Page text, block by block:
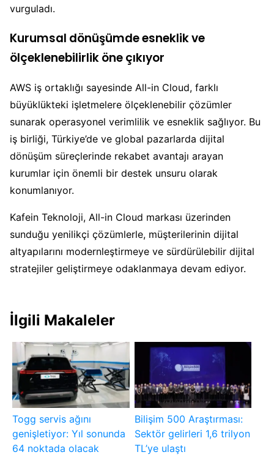
vurguladı.
Kurumsal dönüşümde esneklik ve
ölçeklenebilirlik öne çıkıyor
AWS iş ortaklığı sayesinde All-in Cloud, farklı
büyüklükteki işletmelere ölçeklenebilir çözümler
sunarak operasyonel verimlilik ve esneklik sağlıyor. Bu
iş birliği, Türkiye’de ve global pazarlarda dijital
dönüşüm süreçlerinde rekabet avantajı arayan
kurumlar için önemli bir destek unsuru olarak
konumlanıyor.
Kafein Teknoloji, All-in Cloud markası üzerinden
sunduğu yenilikçi çözümlerle, müşterilerinin dijital
altyapılarını modernleştirmeye ve sürdürülebilir dijital
stratejiler geliştirmeye odaklanmaya devam ediyor.
İlgili Makaleler
Togg servis ağını
genişletiyor: Yıl sonunda
64 noktada olacak
Bilişim 500 Araştırması:
Sektör gelirleri 1,6 trilyon
TL’ye ulaştı